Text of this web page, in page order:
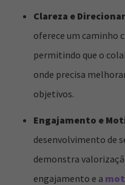
Clareza e
oferece um caminho
permitindo que o
onde precisa
objetivos.
Engajamento e
desenvolvimento de
demonstra
engajamento e a